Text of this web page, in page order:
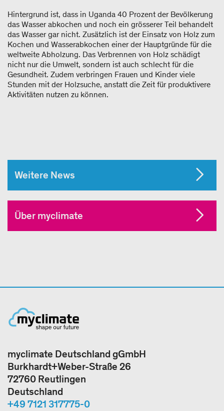
Hintergrund ist, dass in Uganda 40 Prozent der Bevölkerung
das Wasser abkochen und noch ein grösserer Teil behandelt
das Wasser gar nicht. Zusätzlich ist der Einsatz von Holz zum
Kochen und Wasserabkochen einer der Hauptgründe für die
weltweite Abholzung. Das Verbrennen von Holz schädigt
nicht nur die Umwelt, sondern ist auch schlecht für die
Gesundheit. Zudem verbringen Frauen und Kinder viele
Stunden mit der Holzsuche, anstatt die Zeit für produktivere
Aktivitäten nutzen zu können.
Weitere News
Über myclimate
myclimate Deutschland gGmbH
Burkhardt+Weber-Straße 26
72760 Reutlingen
Deutschland
+49 7121 317775-0